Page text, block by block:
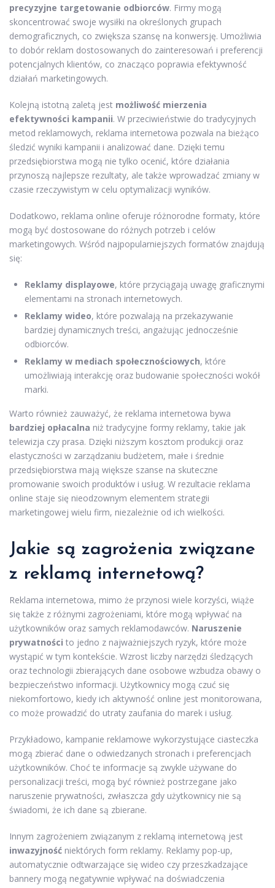
precyzyjne targetowanie odbiorców. Firmy mogą
skoncentrować swoje wysiłki na określonych grupach
demograficznych, co zwiększa szansę na konwersję. Umożliwia
to dobór reklam dostosowanych do zainteresowań i preferencji
potencjalnych klientów, co znacząco poprawia efektywność
działań marketingowych.
Kolejną istotną zaletą jest możliwość mierzenia
efektywności kampanii. W przeciwieństwie do tradycyjnych
metod reklamowych, reklama internetowa pozwala na bieżąco
śledzić wyniki kampanii i analizować dane. Dzięki temu
przedsiębiorstwa mogą nie tylko ocenić, które działania
przynoszą najlepsze rezultaty, ale także wprowadzać zmiany w
czasie rzeczywistym w celu optymalizacji wyników.
Dodatkowo, reklama online oferuje różnorodne formaty, które
mogą być dostosowane do różnych potrzeb i celów
marketingowych. Wśród najpopularniejszych formatów znajdują
się:
Reklamy displayowe, które przyciągają uwagę graficznymi
elementami na stronach internetowych.
Reklamy wideo, które pozwalają na przekazywanie
bardziej dynamicznych treści, angażując jednocześnie
odbiorców.
Reklamy w mediach społecznościowych, które
umożliwiają interakcję oraz budowanie społeczności wokół
marki.
Warto również zauważyć, że reklama internetowa bywa
bardziej opłacalna niż tradycyjne formy reklamy, takie jak
telewizja czy prasa. Dzięki niższym kosztom produkcji oraz
elastyczności w zarządzaniu budżetem, małe i średnie
przedsiębiorstwa mają większe szanse na skuteczne
promowanie swoich produktów i usług. W rezultacie reklama
online staje się nieodzownym elementem strategii
marketingowej wielu firm, niezależnie od ich wielkości.
Jakie są zagrożenia związane
z reklamą internetową?
Reklama internetowa, mimo że przynosi wiele korzyści, wiąże
się także z różnymi zagrożeniami, które mogą wpływać na
użytkowników oraz samych reklamodawców. Naruszenie
prywatności to jedno z najważniejszych ryzyk, które może
wystąpić w tym kontekście. Wzrost liczby narzędzi śledzących
oraz technologii zbierających dane osobowe wzbudza obawy o
bezpieczeństwo informacji. Użytkownicy mogą czuć się
niekomfortowo, kiedy ich aktywność online jest monitorowana,
co może prowadzić do utraty zaufania do marek i usług.
Przykładowo, kampanie reklamowe wykorzystujące ciasteczka
mogą zbierać dane o odwiedzanych stronach i preferencjach
użytkowników. Choć te informacje są zwykle używane do
personalizacji treści, mogą być również postrzegane jako
naruszenie prywatności, zwłaszcza gdy użytkownicy nie są
świadomi, że ich dane są zbierane.
Innym zagrożeniem związanym z reklamą internetową jest
inwazyjność niektórych form reklamy. Reklamy pop-up,
automatycznie odtwarzające się wideo czy przeszkadzające
bannery mogą negatywnie wpływać na doświadczenia